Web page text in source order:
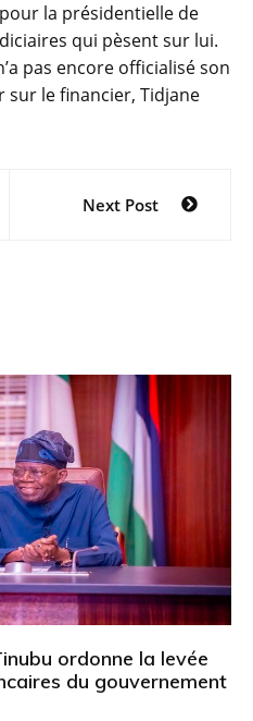
la présidentielle de
qui pèsent sur lui.
pas encore officialisé son
sur le financier, Tidjane
Next Post
ordonne la levée
du gouvernement